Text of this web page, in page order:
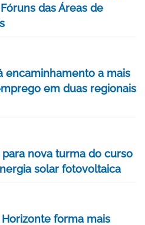
das Áreas de
encaminhamento a mais
em duas regionais
nova turma do curso
solar fotovoltaica
forma mais